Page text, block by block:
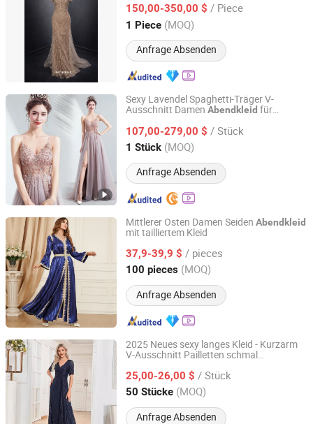
150,00-350,00 $ / Piece
1 Piece (MOQ)
Anfrage Absenden
Jiangsu, China Seit 2026
Sexy Lavendel Spaghetti-Träger V-
Ausschnitt Damen Abendkleid für
107,00-279,00 $ / Stück
1 Stück (MOQ)
Anfrage Absenden
Suzhou Gilka Trading Co., Ltd.
Jiangsu, China Seit 2022
Mittlerer Osten Damen Seiden Abendkleid
mit tailliertem Kleid
37,9-39,9 $ / pieces
100 pieces (MOQ)
Anfrage Absenden
Dongguan Xiuyu Fashion Garment Co., Ltd.
Guangdong, China Seit 2025
2025 Neues sexy langes Kleid - Kurzarm
V-Ausschnitt Pailletten schmal
Brautjungfern BankettAbendkleid
25,00-26,00 $ / Stück
50 Stücke (MOQ)
Anfrage Absenden
Guangzhou Panyu district south village Jinluoxuan
clothing factory
Guangdong, China Seit 2025